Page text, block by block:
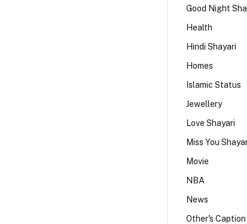
Good Night
Health
Hindi Shayari
Homes
Islamic Status
Jewellery
Love Shayari
Miss You
Movie
NBA
News
Other's Caption